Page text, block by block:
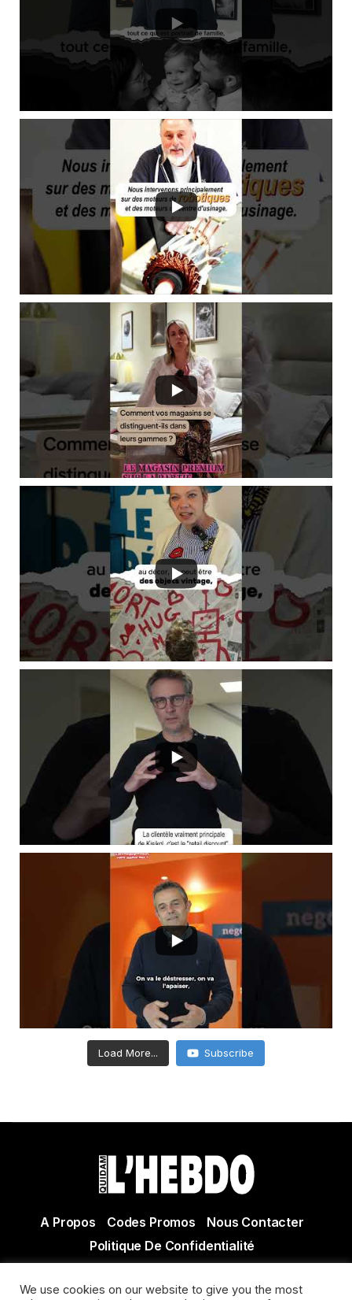
Load More... Subscribe
A Propos Codes Promos
Nous Contacter
Politique De Confidentialité
Actualité Agen - Actualité en lot et Garonne - Actualité
We use cookies on our website to give you the most